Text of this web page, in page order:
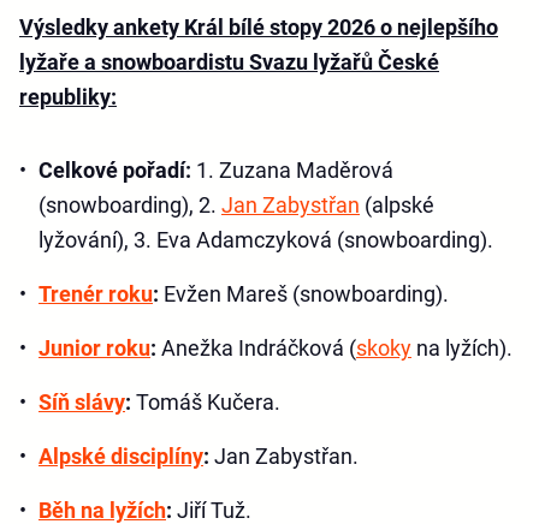
Výsledky ankety Král bílé stopy 2026o nejlepšího
lyžaře a snowboardistu Svazu lyžařů České
republiky:
Celkové pořadí: 1. Zuzana Maděrová
(snowboarding), 2. Jan Zabystřan (alpské
lyžování), 3. Eva Adamczyková (snowboarding).
Trenér roku: Evžen Mareš (snowboarding).
Junior roku: Anežka Indráčková (skoky na lyžích).
Síň slávy: Tomáš Kučera.
Alpské disciplíny: Jan Zabystřan.
Běh na lyžích: Jiří Tuž.